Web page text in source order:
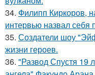
34. Филипп Киркоров,
интервью назвал
35. Создатели шоу
жизни героев.
36. "Развод Спустя 19